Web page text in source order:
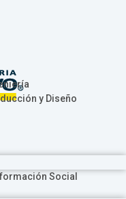
y Diseño
Social